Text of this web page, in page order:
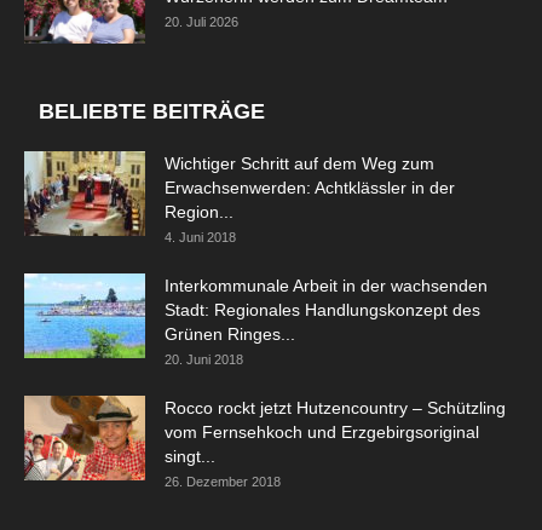
20. Juli 2026
BELIEBTE BEITRÄGE
Wichtiger Schritt auf dem Weg zum
Erwachsenwerden: Achtklässler in der
Region...
4. Juni 2018
Interkommunale Arbeit in der wachsenden
Stadt: Regionales Handlungskonzept des
Grünen Ringes...
20. Juni 2018
Rocco rockt jetzt Hutzencountry – Schützling
vom Fernsehkoch und Erzgebirgsoriginal
singt...
26. Dezember 2018